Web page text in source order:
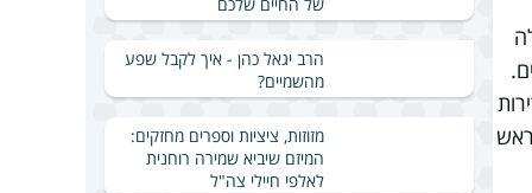
הרב יגאל כהן - איך לקבל שפע
מהשמיים?
מזוזות, ציציות וספרים מחזקים:
המיזם שיביא שמירה רוחנית
לאלפי חיילי צה"ל